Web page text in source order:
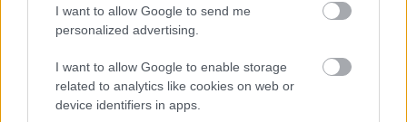
I want to allow Google to send me
personalized advertising.
I want to allow Google to enable storage
related to analytics like cookies on web or
device identifiers in apps.
többek között igazi erdélyi zakuszkát is kaptunk.
Lehet, hogy szegénységi bizonyítvány, de én
azonban függővé váltam. Sarudon tehát nekiálltunk,
és elkészítettük a saját…